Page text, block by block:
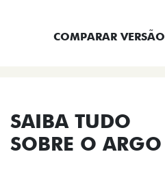
COMPARAR VERSÃO
SAIBA TUDO
SOBRE O ARGO